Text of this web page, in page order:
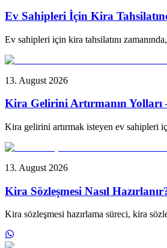
Ev Sahipleri İçin Kira
Ev sahipleri için kira tahsilatını
13. August 2026
Kira Gelirini Artırmanın Yolları
Kira gelirini artırmak isteyen ev sahipleri
13. August 2026
Kira Sözleşmesi Nasıl
Kira sözleşmesi hazırlama süreci, kira